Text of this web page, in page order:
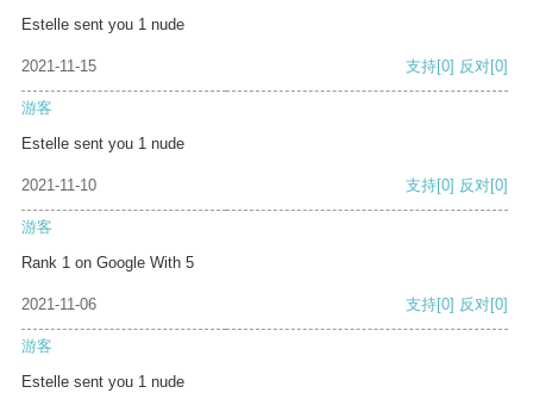
Estelle sent you 1 nude
2021-11-15 支持[0] 反对[0]
游客
Estelle sent you 1 nude
2021-11-10 支持[0] 反对[0]
游客
Rank 1 on Google With 5
2021-11-06 支持[0] 反对[0]
游客
Estelle sent you 1 nude